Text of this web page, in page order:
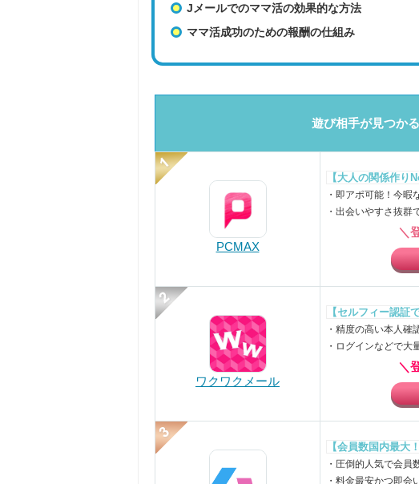
Jメールでのママ活の効果的な方法
ママ活成功のための報酬の仕組み
遊び相手が見つか
PCMAX
【大人の関係作り
・即アポ可能！今暇
・出会いやすさ抜群
＼
ワクワクメール
【セルフィー認証
・精度の高い本人確
・ログインなどで大
＼
【会員数国内最大
・圧倒的人気で会員
・料金最安かつ即会